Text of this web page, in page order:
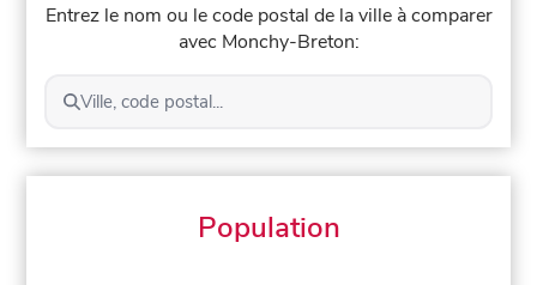
Entrez le nom ou le code postal de la ville à comparer
avec Monchy-Breton:
Ville, code postal...
Population